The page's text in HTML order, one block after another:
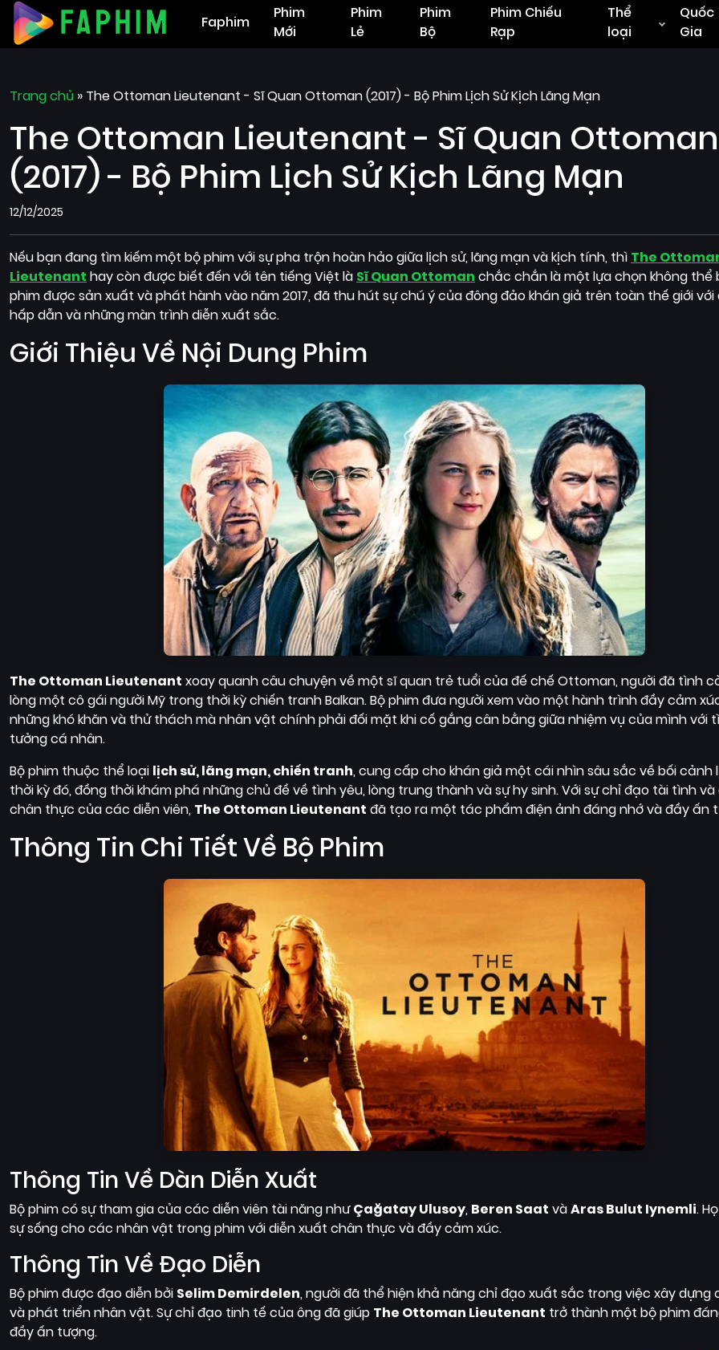
Faphim
Phim
Mới
Phim
Lẻ
Phim
Bộ
Phim Chiếu
Rạp
Thể
loại
Quốc
Gia
Trang chủ » The Ottoman Lieutenant - Sĩ Quan Ottoman (2017) - Bộ Phim Lịch Sử Kịch Lãng Mạn
The Ottoman Lieutenant - Sĩ Quan Ottoman
(2017) - Bộ Phim Lịch Sử Kịch Lãng Mạn
12/12/2025
Nếu bạn đang tìm kiếm một bộ phim với sự pha trộn hoàn hảo giữa lịch sử, lãng mạn và kịch tính, thì The
Lieutenant hay còn được biết đến với tên tiếng Việt là Sĩ Quan Ottoman chắc chắn là một lựa chọn không thể
phim được sản xuất và phát hành vào năm 2017, đã thu hút sự chú ý của đông đảo khán giả trên toàn thế giới
hấp dẫn và những màn trình diễn xuất sắc.
Giới Thiệu Về Nội Dung Phim
The Ottoman Lieutenant xoay quanh câu chuyện về một sĩ quan trẻ tuổi của đế chế Ottoman, người đã tình
lòng một cô gái người Mỹ trong thời kỳ chiến tranh Balkan. Bộ phim đưa người xem vào một hành trình đầy cảm
những khó khăn và thử thách mà nhân vật chính phải đối mặt khi cố gắng cân bằng giữa nhiệm vụ của mình với
tưởng cá nhân.
Bộ phim thuộc thể loại lịch sử, lãng mạn, chiến tranh, cung cấp cho khán giả một cái nhìn sâu sắc về bối cảnh
thời kỳ đó, đồng thời khám phá những chủ đề về tình yêu, lòng trung thành và sự hy sinh. Với sự chỉ đạo tài tình
chân thực của các diễn viên, The Ottoman Lieutenant đã tạo ra một tác phẩm điện ảnh đáng nhớ và đầy ấn
Thông Tin Chi Tiết Về Bộ Phim
Thông Tin Về Dàn Diễn Xuất
Bộ phim có sự tham gia của các diễn viên tài năng nhưÇağatay Ulusoy, Beren Saat vàAras Bulut Iynemli.
sự sống cho các nhân vật trong phim với diễn xuất chân thực và đầy cảm xúc.
Thông Tin Về Đạo Diễn
Bộ phim được đạo diễn bởi Selim Demirdelen, người đã thể hiện khả năng chỉ đạo xuất sắc trong việc xây dựng
và phát triển nhân vật. Sự chỉ đạo tinh tế của ông đã giúp The Ottoman Lieutenant trở thành một bộ phim
đầy ấn tượng.